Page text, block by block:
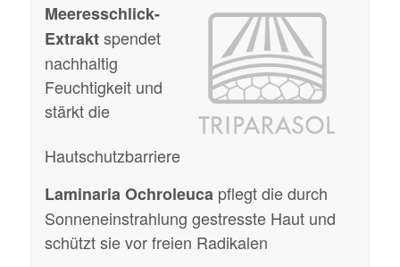
Meeresschlick-
Extraktspendet
nachhaltig
Feuchtigkeit und
stärkt die
Hautschutzbarriere
Laminaria Ochroleucapflegt die durch
Sonneneinstrahlung gestresste Haut und
schützt sie vor freien Radikalen